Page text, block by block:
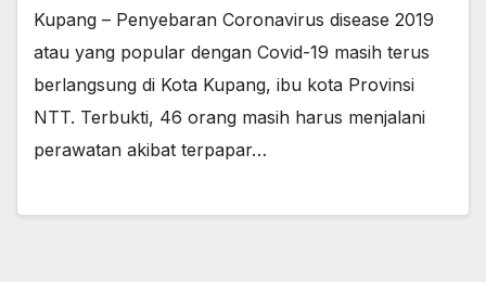
Kupang – Penyebaran Coronavirus disease 2019
atau yang popular dengan Covid-19 masih terus
berlangsung di Kota Kupang, ibu kota Provinsi
NTT. Terbukti, 46 orang masih harus menjalani
perawatan akibat terpapar…